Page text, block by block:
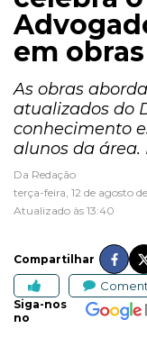
em
As obras
atualizados do
conhecimento
alunos da área.
Da Redação
terça-feira, 12 de agosto
Atualizado às 13:40
Compartilhar
Siga-nos
no